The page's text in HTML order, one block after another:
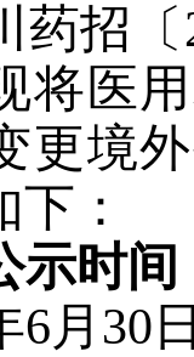
药招
将医
更境
：
示时间
6月30